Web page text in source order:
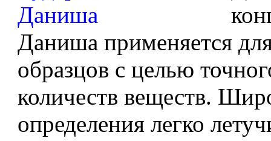
Даниша применяется
образцов с целью
количеств веществ.
определения легко